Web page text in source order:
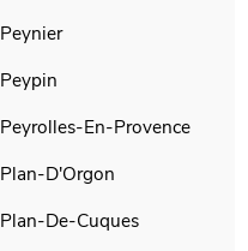
Peynier
Peypin
Peyrolles-En-Provence
Plan-D'Orgon
Plan-De-Cuques